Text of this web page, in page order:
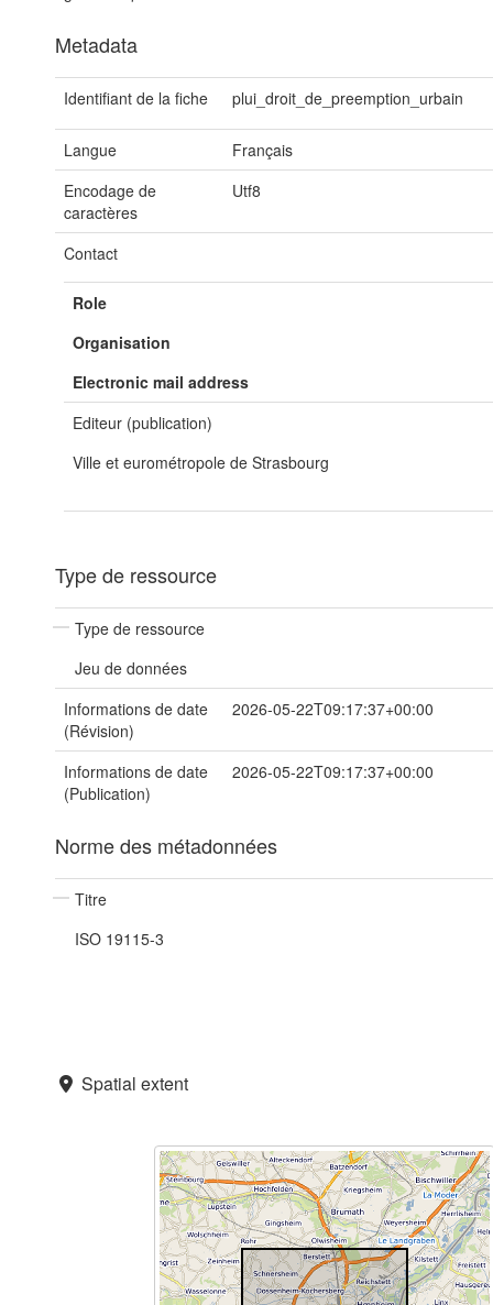
Metadata
Identifiant de la fiche plui_droit_de_preemption_urbain
Langue
Français
Encodage de
caractères
Utf8
Contact
Role
Organisation
Electronic mail address
Editeur (publication)
Ville et eurométropole de Strasbourg
Type de ressource
Type de ressource
Jeu de données
Informations de date
(Révision)
2026-05-22T09:17:37+00:00
Informations de date
(Publication)
2026-05-22T09:17:37+00:00
Norme des métadonnées
Titre
ISO 19115-3
Spatial extent